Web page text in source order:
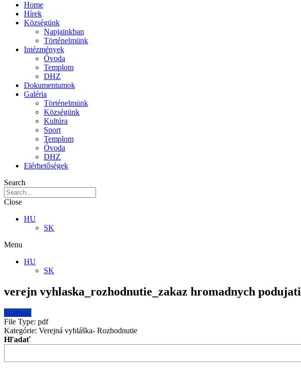
Home
Hírek
Községünk
Napjainkban
Történelmünk
Intézmények
Óvoda
Templom
DHZ
Dokumentumok
Galéria
Történelmünk
Községünk
Kultúra
Sport
Templom
Óvoda
DHZ
Elérhetőségek
Search
Close
HU
SK
Menu
HU
SK
verejn vyhlaska_rozhodnutie_zakaz hromadnych podujati
Stiahnuť
File Type: pdf
Kategórie: Verejná vyhláška- Rozhodnutie
Hľadať